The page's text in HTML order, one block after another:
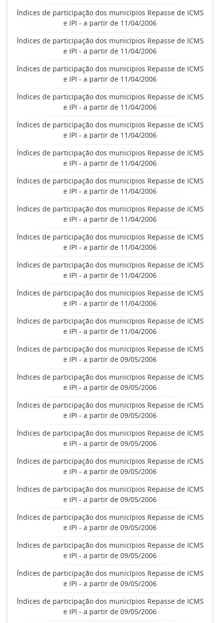
Índices de participação dos municípios Repasse de ICMS
e IPI - a partir de 11/04/2006
Índices de participação dos municípios Repasse de ICMS
e IPI - a partir de 11/04/2006
Índices de participação dos municípios Repasse de ICMS
e IPI - a partir de 11/04/2006
Índices de participação dos municípios Repasse de ICMS
e IPI - a partir de 11/04/2006
Índices de participação dos municípios Repasse de ICMS
e IPI - a partir de 11/04/2006
Índices de participação dos municípios Repasse de ICMS
e IPI - a partir de 11/04/2006
Índices de participação dos municípios Repasse de ICMS
e IPI - a partir de 11/04/2006
Índices de participação dos municípios Repasse de ICMS
e IPI - a partir de 11/04/2006
Índices de participação dos municípios Repasse de ICMS
e IPI - a partir de 11/04/2006
Índices de participação dos municípios Repasse de ICMS
e IPI - a partir de 11/04/2006
Índices de participação dos municípios Repasse de ICMS
e IPI - a partir de 11/04/2006
Índices de participação dos municípios Repasse de ICMS
e IPI - a partir de 11/04/2006
Índices de participação dos municípios Repasse de ICMS
e IPI - a partir de 09/05/2006
Índices de participação dos municípios Repasse de ICMS
e IPI - a partir de 09/05/2006
Índices de participação dos municípios Repasse de ICMS
e IPI - a partir de 09/05/2006
Índices de participação dos municípios Repasse de ICMS
e IPI - a partir de 09/05/2006
Índices de participação dos municípios Repasse de ICMS
e IPI - a partir de 09/05/2006
Índices de participação dos municípios Repasse de ICMS
e IPI - a partir de 09/05/2006
Índices de participação dos municípios Repasse de ICMS
e IPI - a partir de 09/05/2006
Índices de participação dos municípios Repasse de ICMS
e IPI - a partir de 09/05/2006
Índices de participação dos municípios Repasse de ICMS
e IPI - a partir de 09/05/2006
Índices de participação dos municípios Repasse de ICMS
e IPI - a partir de 09/05/2006